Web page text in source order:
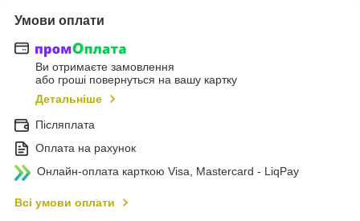
Умови оплати
Ви отримаєте замовлення
або гроші повернуться на вашу картку
Детальніше
Післяплата
Оплата на рахунок
Онлайн-оплата карткою Visa, Mastercard - LiqPay
Всі умови оплати